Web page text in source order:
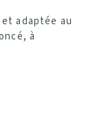
adaptée au
à